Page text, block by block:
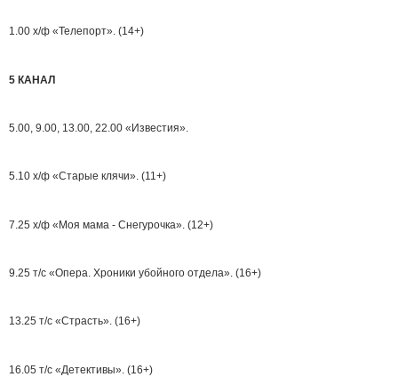
1.00 х/ф «Телепорт». (14+)
5 КАНАЛ
5.00, 9.00, 13.00, 22.00 «Известия».
5.10 х/ф «Старые клячи». (11+)
7.25 х/ф «Моя мама - Снегурочка». (12+)
9.25 т/с «Опера. Хроники убойного отдела». (16+)
13.25 т/с «Страсть». (16+)
16.05 т/с «Детективы». (16+)